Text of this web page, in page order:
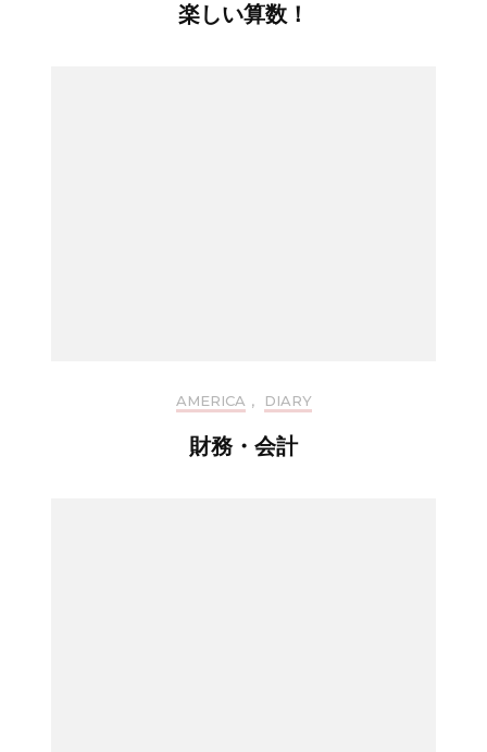
楽しい算数！
AMERICA , DIARY
財務・会計